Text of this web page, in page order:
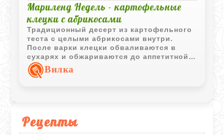
Рецепты
Мариленд Недель - картофельные
клецки с абрикосами
Традиционный десерт из картофельного
теста с целыми абрикосами внутри.
После варки клецки обваливаются в
сухарях и обжариваются до аппетитной
золотистой корочки.
Вилка